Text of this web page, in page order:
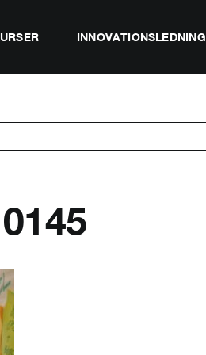
INNOVATIONSLEDNING